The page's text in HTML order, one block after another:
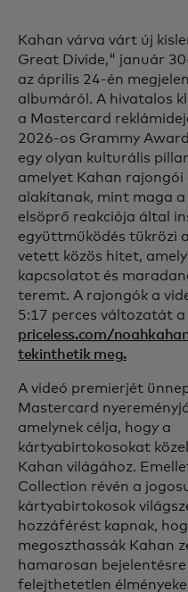
Kahan várva várt új
Great Divide," január
az április 24-én
albumáról. A hivatalos
a Mastercard
2026-os Grammy
egy olyan kulturális
amelyet Kahan rajongói
alakítanak, mint maga a
elsöprő reakciója által
együttműködés tükrözi
vetett közös hitet,
kapcsolatot és
teremt. A rajongók a
5:17 perces változatát a
priceless.com/
tekinthetik meg.
A videó premierjét
Mastercard
amelynek célja, hogy a
kártyabirtokosokat
Kahan világához.
Collection révén a
kártyabirtokosok
hozzáférést kapnak,
megoszthassák Kahan
hamarosan
felejthetetlen